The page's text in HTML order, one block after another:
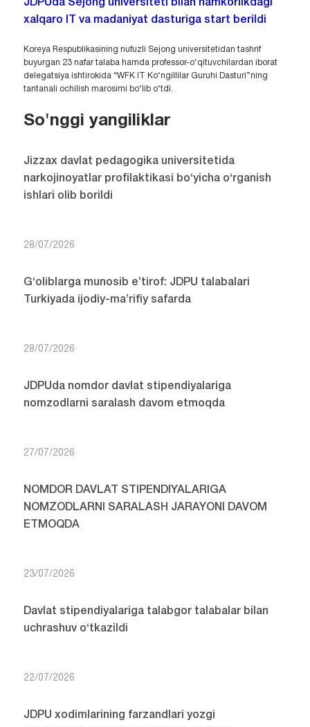
JDPUda Sejong universiteti bilan hamkorlikdagi
xalqaro IT va madaniyat dasturiga start berildi
Koreya Respublikasining nufuzli Sejong universitetidan tashrif
buyurgan 23 nafar talaba hamda professor-o‘qituvchilardan iborat
delegatsiya ishtirokida “WFK IT Ko‘ngillilar Guruhi Dasturi”ning
tantanali ochilish marosimi bo‘lib o‘tdi.
So'nggi yangiliklar
Jizzax davlat pedagogika universitetida
narkojinoyatlar profilaktikasi bo‘yicha o‘rganish
ishlari olib borildi
28/07/2026
G‘oliblarga munosib e’tirof: JDPU talabalari
Turkiyada ijodiy-ma’rifiy safarda
28/07/2026
JDPUda nomdor davlat stipendiyalariga
nomzodlarni saralash davom etmoqda
27/07/2026
NOMDOR DAVLAT STIPENDIYALARIGA
NOMZODLARNI SARALASH JARAYONI DAVOM
ETMOQDA
23/07/2026
Davlat stipendiyalariga talabgor talabalar bilan
uchrashuv o‘tkazildi
22/07/2026
JDPU xodimlarining farzandlari yozgi